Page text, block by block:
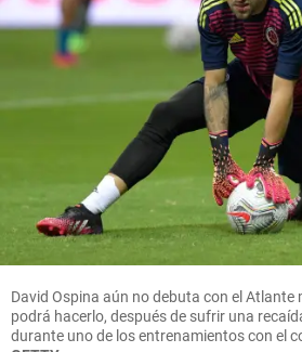
share
Arsène Wenger
share
Camila
Osorio se
David Ospina aún no debuta con el Atlante
podrá hacerlo, después de sufrir una
durante uno de los entrenamientos con el